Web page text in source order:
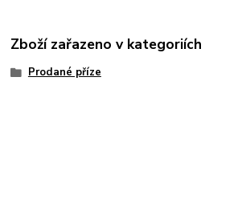
Zboží zařazeno v kategoriích
Prodané příze